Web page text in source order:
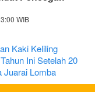
WIB
Kaki Keliling
Ini Setelah 20
Juarai Lomba